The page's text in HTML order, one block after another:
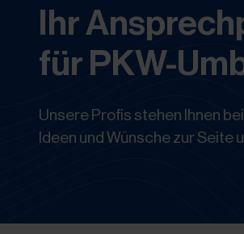
Ihr
für PKW-
Unsere Profis stehen Ihnen
Ideen und Wünsche zur Seite